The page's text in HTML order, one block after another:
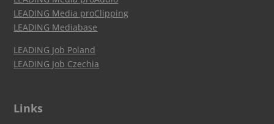
LEADING Media proClipping
LEADING Mediabase
LEADING Job Poland
LEADING Job Czechia
Links